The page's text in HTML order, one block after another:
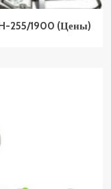
255/1900 (Цены)